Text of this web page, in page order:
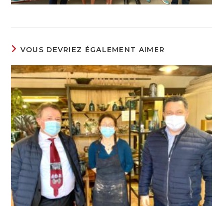
VOUS DEVRIEZ ÉGALEMENT AIMER